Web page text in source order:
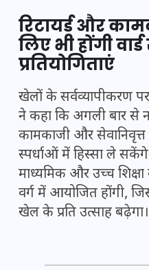
रिटायर्ड और
लिए भी होंगी
प्रतियोगिताएं
खेलों के सर्वव्यापीकरण
ने कहा कि अगली बार से न
कामकाजी और सेवानिवृत्त
स्पर्धाओं में हिस्सा ले
माध्यमिक और उच्च
वर्ग में आयोजित होंगी,
खेल के प्रति उत्साह बढ़ेगा।